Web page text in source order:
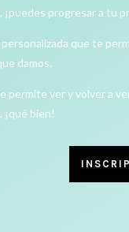
¡puedes progresar a tu
que te
damos.
permite ver y volver a
bien!